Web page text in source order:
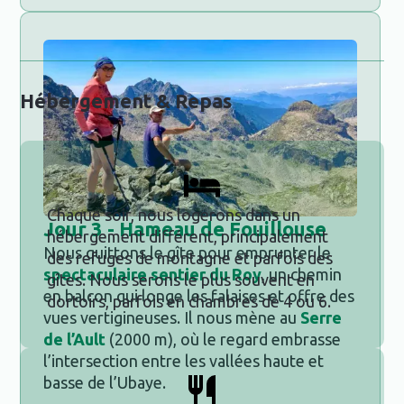
Jour 3 - Hameau de Fouillouse
Nous quittons le gîte pour emprunter le
spectaculaire sentier du Roy, un chemin
en balcon qui longe les falaises et offre des
vues vertigineuses. Il nous mène au Serre
de l’Ault (2000 m), où le regard embrasse
l’intersection entre les vallées haute et
basse de l’Ubaye.
Hébergement & Repas
Chaque soir, nous logerons dans un
hébergement différent, principalement
des refuges de montagne et parfois des
gîtes. Nous serons le plus souvent en
dortoirs, parfois en chambres de 4 ou 6.